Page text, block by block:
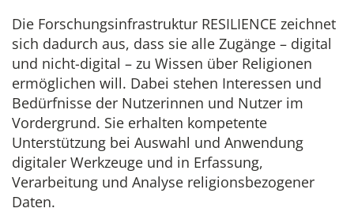
Die Forschungsinfrastruktur RESILIENCE zeichnet
sich dadurch aus, dass sie alle Zugänge – digital
und nicht-digital – zu Wissen über Religionen
ermöglichen will. Dabei stehen Interessen und
Bedürfnisse der Nutzerinnen und Nutzer im
Vordergrund. Sie erhalten kompetente
Unterstützung bei Auswahl und Anwendung
digitaler Werkzeuge und in Erfassung,
Verarbeitung und Analyse religionsbezogener
Daten.